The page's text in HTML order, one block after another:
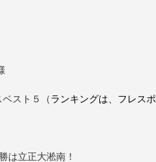
スト５（ ランキングは、フレスポ
は立正大淞南！